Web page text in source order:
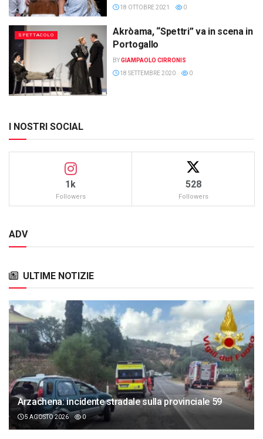
18 OTTOBRE 2021
0
SPETTACOLO
Akròama, “Spettri” va in scena in
Portogallo
BYGIAMPAOLO CIRRONIS
18 SETTEMBRE 2020
0
I NOSTRI SOCIAL
1k
Followers
528
Followers
ADV
ULTIME NOTIZIE
Arzachena: incidente stradale sulla provinciale 59
5 AGOSTO 2026 0